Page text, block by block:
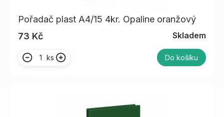
Pořadač plast A4/15 4kr. Opaline oranžový
73 Kč
Skladem
ks Do košíku